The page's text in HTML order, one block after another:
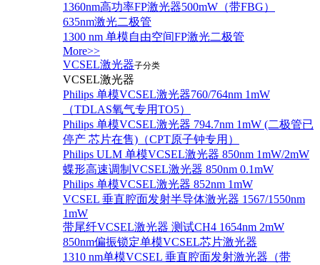
1360nm高功率FP激光器500mW（带FBG）
635nm激光二极管
1300 nm 单模自由空间FP激光二极管
More>>
VCSEL激光器子分类
VCSEL激光器
Philips 单模VCSEL激光器760/764nm 1mW
（TDLAS氧气专用TO5）
Philips 单模VCSEL激光器 794.7nm 1mW (二极管已
停产 芯片在售)（CPT原子钟专用）
Philips ULM 单模VCSEL激光器 850nm 1mW/2mW
蝶形高速调制VCSEL激光器 850nm 0.1mW
Philips 单模VCSEL激光器 852nm 1mW
VCSEL 垂直腔面发射半导体激光器 1567/1550nm
1mW
带尾纤VCSEL激光器 测试CH4 1654nm 2mW
850nm偏振锁定单模VCSEL芯片激光器
1310 nm单模VCSEL 垂直腔面发射激光器（带